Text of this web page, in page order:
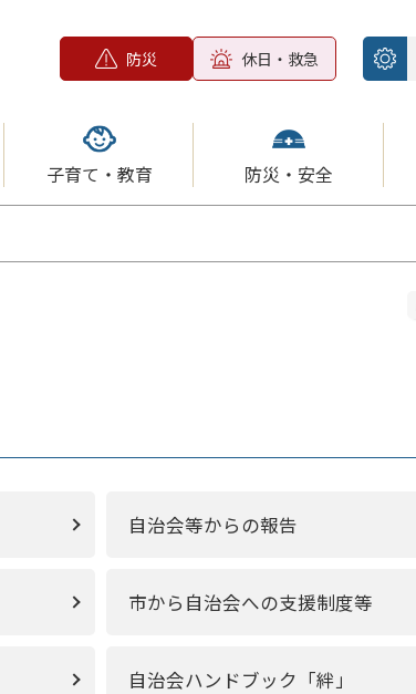
防災 休日・救急
子育て・教育 防災・安全
自治会等からの報告
市から自治会への支援制度等
自治会ハンドブック「絆」